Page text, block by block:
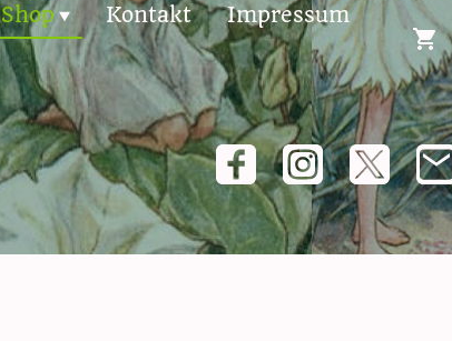
Shop Kontakt
Impressum